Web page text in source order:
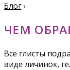
Блог›
ЧЕМ
Все глисты
виде личинок,